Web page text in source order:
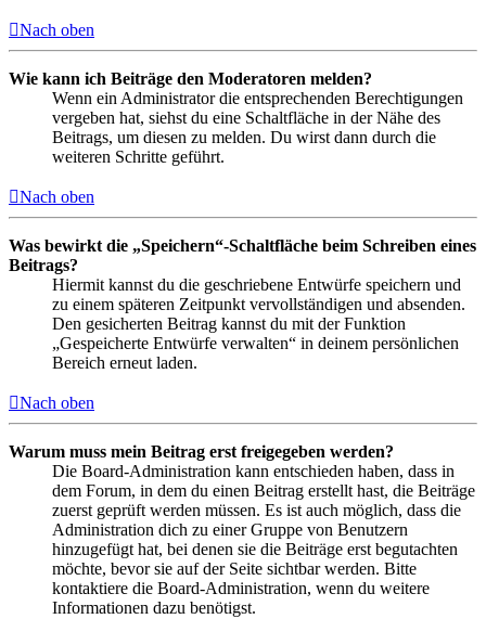
Nach oben
Wie kann ich Beiträge den Moderatoren melden?
Wenn ein Administrator die entsprechenden Berechtigungen
vergeben hat, siehst du eine Schaltfläche in der Nähe des
Beitrags, um diesen zu melden. Du wirst dann durch die
weiteren Schritte geführt.
Nach oben
Was bewirkt die „Speichern“-Schaltfläche beim Schreiben eines
Beitrags?
Hiermit kannst du die geschriebene Entwürfe speichern und
zu einem späteren Zeitpunkt vervollständigen und absenden.
Den gesicherten Beitrag kannst du mit der Funktion
„Gespeicherte Entwürfe verwalten“ in deinem persönlichen
Bereich erneut laden.
Nach oben
Warum muss mein Beitrag erst freigegeben werden?
Die Board-Administration kann entschieden haben, dass in
dem Forum, in dem du einen Beitrag erstellt hast, die Beiträge
zuerst geprüft werden müssen. Es ist auch möglich, dass die
Administration dich zu einer Gruppe von Benutzern
hinzugefügt hat, bei denen sie die Beiträge erst begutachten
möchte, bevor sie auf der Seite sichtbar werden. Bitte
kontaktiere die Board-Administration, wenn du weitere
Informationen dazu benötigst.